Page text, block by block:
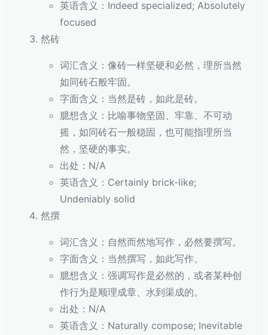
英语含义：Indeed specialized; Absolutely
focused
然砖
词汇含义：像砖一样坚硬和必然，理所当然
如同砖石般牢固。
字面含义：当然是砖，如此是砖。
臆想含义：比喻事物坚固、牢靠、不可动
摇，如同砖石一般稳固，也可能指理所当
然，坚硬的事实。
出处：N/A
英语含义：Certainly brick-like;
Undeniably solid
然撰
词汇含义：自然而然地写作，必然要撰写。
字面含义：当然撰写，如此写作。
臆想含义：强调写作是必然的，或者某种创
作行为是顺理成章、水到渠成的。
出处：N/A
英语含义：Naturally compose; Inevitable